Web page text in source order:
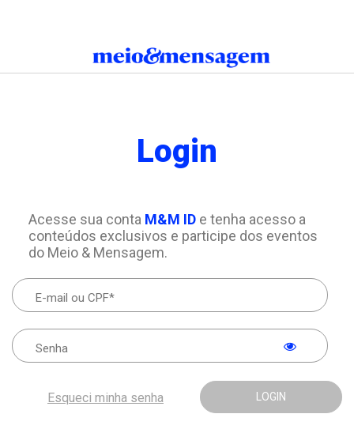
Login
Acesse sua conta M&M IDe tenha acesso a
conteúdos exclusivos e participe dos eventos
do Meio & Mensagem.
LOGIN
Esqueci minha senha